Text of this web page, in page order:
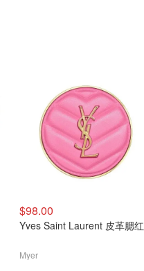
$98.00
Yves Saint Laurent 皮革腮红
Myer